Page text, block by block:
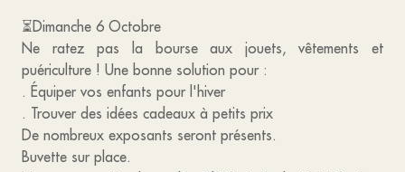
⏳Dimanche 6 Octobre
Ne ratez pas la bourse aux jouets, vêtements et
puériculture ! Une bonne solution pour :
. Équiper vos enfants pour l'hiver
. Trouver des idées cadeaux à petits prix
De nombreux exposants seront présents.
Buvette sur place.